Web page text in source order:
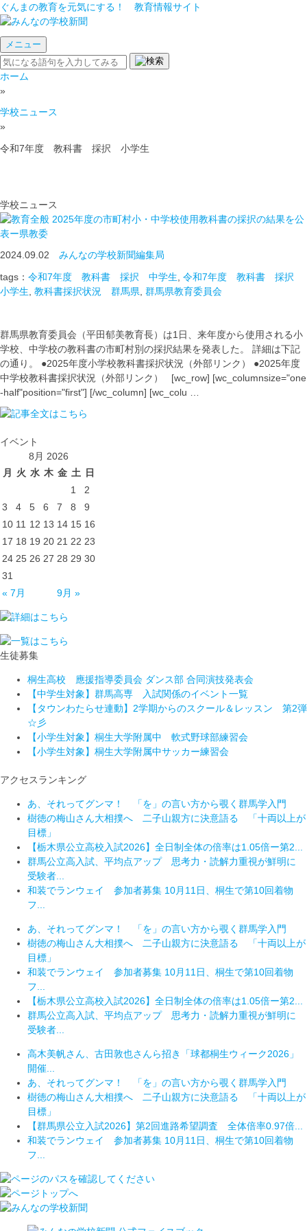
ぐんまの教育を元気にする！ 教育情報サイト
メニュー
ホーム
»
学校ニュース
»
令和7年度 教科書 採択 小学生
学校ニュース
2025年度の市町村小・中学校使用教科書の採択の結果を公
表ー県教委
2024.09.02 みんなの学校新聞編集局
tags： 令和7年度 教科書 採択 中学生 令和7年度 教科書 採択
小学生 教科書採択状況 群馬県 群馬県教育委員会
群馬県教育委員会（平田郁美教育長）は1日、来年度から使用される小
学校、中学校の教科書の市町村別の採択結果を発表した。 詳細は下記
の通り。 ●2025年度小学校教科書採択状況（外部リンク） ●2025年度
中学校教科書採択状況（外部リンク） [wc_row] [wc_columnsize="one
-half"position="first"] [/wc_column] [wc_colu …
イベント
8月 2026
月
火 水 木 金 土
日
1
2
3
4 5 6 7 8
9
10 11 12 13 14 15 16
17 18 19 20 21 22 23
24 25 26 27 28 29 30
31
« 7月
9月 »
生徒募集
桐生高校 應援指導委員会 ダンス部 合同演技発表会
【中学生対象】群馬高専 入試関係のイベント一覧
【タウンわたらせ連動】2学期からのスクール＆レッスン 第2弾
☆彡
【小学生対象】桐生大学附属中 軟式野球部練習会
【小学生対象】桐生大学附属中サッカー練習会
アクセスランキング
あ、それってグンマ！ 「を」の言い方から覗く群馬学入門
樹徳の梅山さん大相撲へ 二子山親方に決意語る 「十両以上が
目標」
【栃木県公立高校入試2026】全日制全体の倍率は1.05倍ー第2...
群馬公立高入試、平均点アップ 思考力・読解力重視が鮮明に
受験者...
和装でランウェイ 参加者募集 10月11日、桐生で第10回着物
フ...
あ、それってグンマ！ 「を」の言い方から覗く群馬学入門
樹徳の梅山さん大相撲へ 二子山親方に決意語る 「十両以上が
目標」
和装でランウェイ 参加者募集 10月11日、桐生で第10回着物
フ...
【栃木県公立高校入試2026】全日制全体の倍率は1.05倍ー第2...
群馬公立高入試、平均点アップ 思考力・読解力重視が鮮明に
受験者...
高木美帆さん、古田敦也さんら招き「球都桐生ウィーク2026」
開催...
あ、それってグンマ！ 「を」の言い方から覗く群馬学入門
樹徳の梅山さん大相撲へ 二子山親方に決意語る 「十両以上が
目標」
【群馬県公立入試2026】第2回進路希望調査 全体倍率0.97倍...
和装でランウェイ 参加者募集 10月11日、桐生で第10回着物
フ...